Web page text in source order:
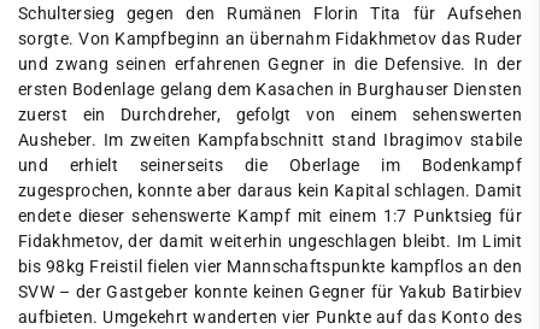
Schultersieg gegen den Rumänen Florin Tita für Aufsehen
sorgte. Von Kampfbeginn an übernahm Fidakhmetov das Ruder
und zwang seinen erfahrenen Gegner in die Defensive. In der
ersten Bodenlage gelang dem Kasachen in Burghauser Diensten
zuerst ein Durchdreher, gefolgt von einem sehenswerten
Ausheber. Im zweiten Kampfabschnitt stand Ibragimov stabile
und erhielt seinerseits die Oberlage im Bodenkampf
zugesprochen, konnte aber daraus kein Kapital schlagen. Damit
endete dieser sehenswerte Kampf mit einem 1:7 Punktsieg für
Fidakhmetov, der damit weiterhin ungeschlagen bleibt. Im Limit
bis 98kg Freistil fielen vier Mannschaftspunkte kampflos an den
SVW – der Gastgeber konnte keinen Gegner für Yakub Batirbiev
aufbieten. Umgekehrt wanderten vier Punkte auf das Konto des